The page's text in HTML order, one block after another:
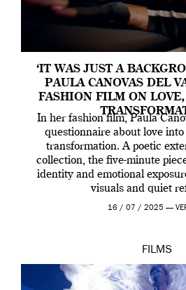
‘IT WAS JUST A
PAULA CANOVAS DEL
FASHION FILM ON
In her fashion film, Paula
questionnaire about love
transformation. A poetic
collection, the five-minute
identity and emotional
visuals and quiet
16 / 07 / 2025 —
FILMS